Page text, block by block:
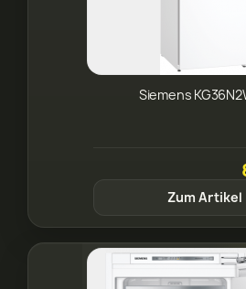
Siemens
Zum Artikel